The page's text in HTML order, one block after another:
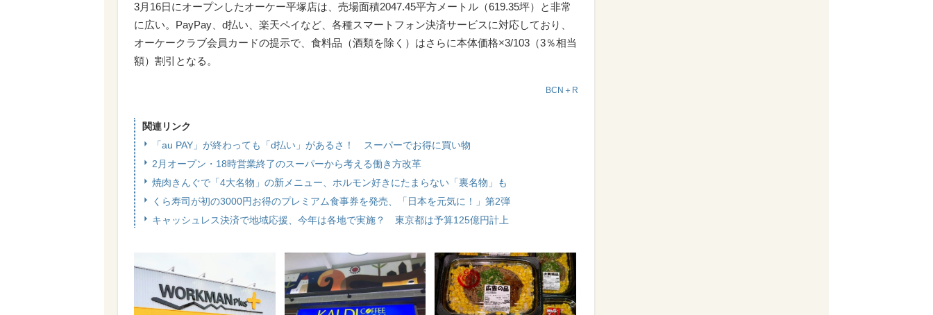
3月16日にオープンしたオーケー平塚店は、売場面積2047.45平方メートル（619.35坪）と非常
に広い。PayPay、d払い、楽天ペイなど、各種スマートフォン決済サービスに対応しており、
オーケークラブ会員カードの提示で、食料品（酒類を除く）はさらに本体価格×3/103（3％相当
額）割引となる。
BCN＋R
関連リンク
「au PAY」が終わっても「d払い」があるさ！ スーパーでお得に買い物
2月オープン・18時営業終了のスーパーから考える働き方改革
焼肉きんぐで「4大名物」の新メニュー、ホルモン好きにたまらない「裏名物」も
くら寿司が初の3000円お得のプレミアム食事券を発売、「日本を元気に！」第2弾
キャッシュレス決済で地域応援、今年は各地で実施？ 東京都は予算125億円計上